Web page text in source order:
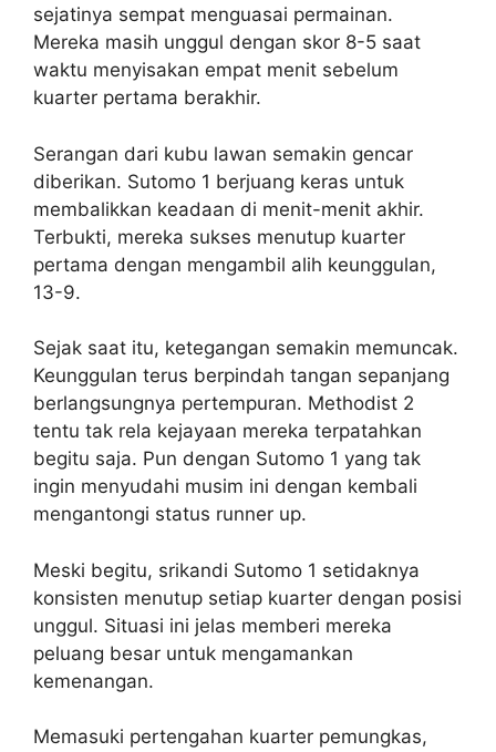
sejatinya sempat menguasai permainan.
Mereka masih unggul dengan skor 8-5 saat
waktu menyisakan empat menit sebelum
kuarter pertama berakhir.
Serangan dari kubu lawan semakin gencar
diberikan. Sutomo 1 berjuang keras untuk
membalikkan keadaan di menit-menit akhir.
Terbukti, mereka sukses menutup kuarter
pertama dengan mengambil alih keunggulan,
13-9.
Sejak saat itu, ketegangan semakin memuncak.
Keunggulan terus berpindah tangan sepanjang
berlangsungnya pertempuran. Methodist 2
tentu tak rela kejayaan mereka terpatahkan
begitu saja. Pun dengan Sutomo 1 yang tak
ingin menyudahi musim ini dengan kembali
mengantongi status runner up.
Meski begitu, srikandi Sutomo 1 setidaknya
konsisten menutup setiap kuarter dengan posisi
unggul. Situasi ini jelas memberi mereka
peluang besar untuk mengamankan
kemenangan.
Memasuki pertengahan kuarter pemungkas,